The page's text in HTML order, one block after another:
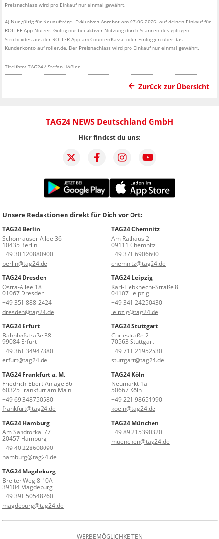
Preisnachlass wird pro Einkauf nur einmal gewährt.
4) Nur gültig für Neuaufträge. Exklusives Angebot am 07.06.2026. auf deinen Einkauf für
ROLLER-App Nutzer. Gültig nur bei aktiver Nutzung durch Scannen des gültigen
Strichcodes aus der ROLLER-App am Counter/Kasse oder Einloggen über das
Kundenkonto auf roller.de. Der Preisnachlass wird pro Einkauf nur einmal gewährt.
Titelfoto: TAG24 / Stefan Häßler
Zurück zur Übersicht
TAG24 NEWS Deutschland GmbH
Hier findest du uns:
Unsere Redaktionen direkt für Dich vor Ort:
TAG24 Berlin
Schönhauser Allee 36
10435 Berlin
+49 30 120880900
berlin@tag24.de
TAG24 Chemnitz
Am Rathaus 2
09111 Chemnitz
+49 371 6906600
chemnitz@tag24.de
TAG24 Dresden
Ostra-Allee 18
01067 Dresden
+49 351 888-2424
dresden@tag24.de
TAG24 Leipzig
Karl-Liebknecht-Straße 8
04107 Leipzig
+49 341 24250430
leipzig@tag24.de
TAG24 Erfurt
Bahnhofstraße 38
99084 Erfurt
+49 361 34947880
erfurt@tag24.de
TAG24 Stuttgart
Curiestraße 2
70563 Stuttgart
+49 711 21952530
stuttgart@tag24.de
TAG24 Frankfurt a. M.
Friedrich-Ebert-Anlage 36
60325 Frankfurt am Main
+49 69 348750580
frankfurt@tag24.de
TAG24 Köln
Neumarkt 1a
50667 Köln
+49 221 98651990
koeln@tag24.de
TAG24 Hamburg
Am Sandtorkai 77
20457 Hamburg
+49 40 228608090
hamburg@tag24.de
TAG24 München
+49 89 215390320
muenchen@tag24.de
TAG24 Magdeburg
Breiter Weg 8-10A
39104 Magdeburg
+49 391 50548260
magdeburg@tag24.de
WERBEMÖGLICHKEITEN